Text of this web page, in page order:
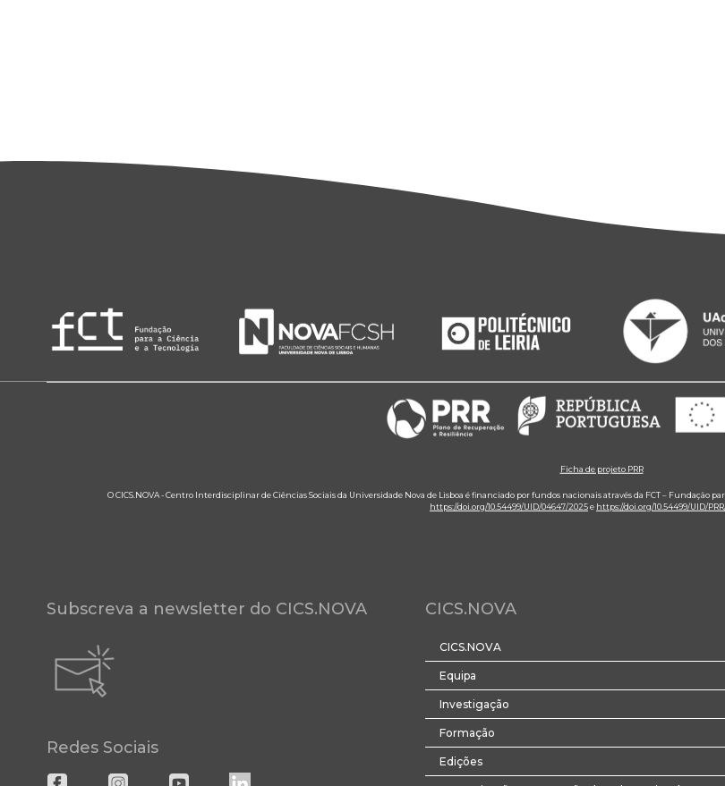
Ficha de projeto PRR
O CICS.NOVA - Centro Interdisciplinar de Ciências Sociais da Universidade Nova de Lisboa é financiado por fundos nacionais através da FCT – Fundação
https://doi.org/10.54499/UID/04647/2025e https://doi.org/10.54499/UID/
Subscreva a newsletter do CICS.NOVA
Redes Sociais
CICS.NOVA
CICS.NOVA
Equipa
Investigação
Formação
Edições